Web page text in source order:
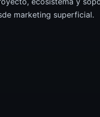
marketing superficial.